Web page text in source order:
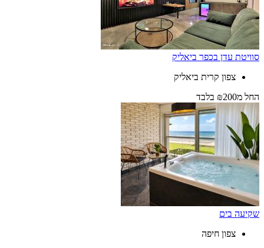
סוויטת עדן בכפר ביאליק
צפון קרית ביאליק
החל מ₪200 בלבד
שקיעה בים
צפון חיפה